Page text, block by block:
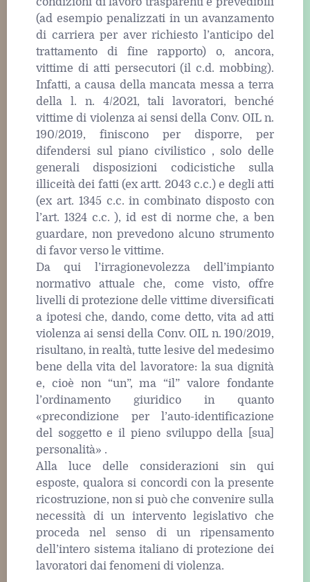
(ad esempio penalizzati in un avanzamento
di carriera per aver richiesto l’anticipo del
trattamento di fine rapporto) o, ancora,
vittime di atti persecutori (il c.d. mobbing).
Infatti, a causa della mancata messa a terra
della l. n. 4/2021, tali lavoratori, benché
vittime di violenza ai sensi della Conv. OIL n.
190/2019, finiscono per disporre, per
difendersi sul piano civilistico , solo delle
generali disposizioni codicistiche sulla
illiceità dei fatti (ex artt. 2043 c.c.) e degli atti
(ex art. 1345 c.c. in combinato disposto con
l’art. 1324 c.c. ), id est di norme che, a ben
guardare, non prevedono alcuno strumento
di favor verso le vittime.
Da qui l’irragionevolezza dell’impianto
normativo attuale che, come visto, offre
livelli di protezione delle vittime diversificati
a ipotesi che, dando, come detto, vita ad atti
violenza ai sensi della Conv. OIL n. 190/2019,
risultano, in realtà, tutte lesive del medesimo
bene della vita del lavoratore: la sua dignità
e, cioè non “un”, ma “il” valore fondante
l’ordinamento giuridico in quanto
«precondizione per l’auto-identificazione
del soggetto e il pieno sviluppo della [sua]
personalità» .
Alla luce delle considerazioni sin qui
esposte, qualora si concordi con la presente
ricostruzione, non si può che convenire sulla
necessità di un intervento legislativo che
proceda nel senso di un ripensamento
dell’intero sistema italiano di protezione dei
lavoratori dai fenomeni di violenza.